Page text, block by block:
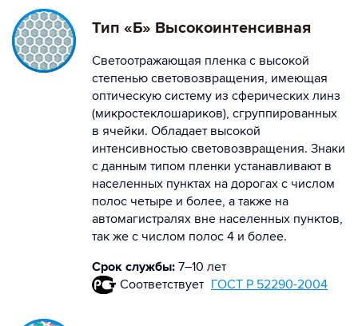
Тип «Б» Высокоинтенсивная
Светоотражающая пленка с высокой
степенью световозвращения, имеющая
оптическую систему из сферических линз
(микростеклошариков), сгруппированных
в ячейки. Обладает высокой
интенсивностью световозвращения. Знаки
с данным типом пленки устанавливают в
населенных пунктах на дорогах с числом
полос четыре и более, а также на
автомагистралях вне населенных пунктов,
так же с числом полос 4 и более.
Срок службы: 7–10 лет
Соответствует ГОСТ Р 52290-2004